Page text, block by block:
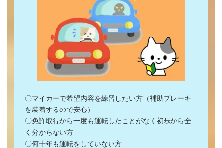
〇マイカーで希望内容を練習したい方（補助ブレーキ
を装着するので安心）
〇免許取得から一度も運転したことがなく初歩から全
く分からない方
〇何十年も運転をしていない方